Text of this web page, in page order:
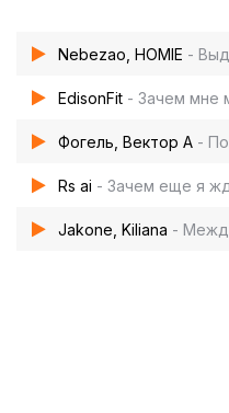
Nebezao, HOMIE -
EdisonFit - Зачем мне
Фогель, Вектор А -
Rs ai - Зачем еще я
Jakone, Kiliana -